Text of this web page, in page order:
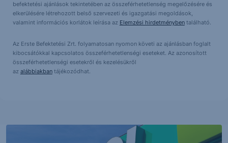
befektetési ajánlások tekintetében az összeférhetetlenség megelőzésére és
elkerülésére létrehozott belső szervezeti és igazgatási megoldások,
valamint információs korlátok leírása az Elemzési hirdetménybentalálható.
Az Erste Befektetési Zrt. folyamatosan nyomon követi az ajánlásban foglalt
kibocsátókkal kapcsolatos összeférhetetlenségi eseteket. Az azonosított
összeférhetetlenségi esetekről és kezelésükről
az alábbiakbantájékozódhat.